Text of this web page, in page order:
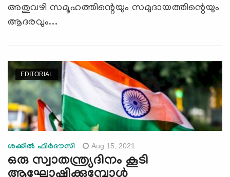
അതുവഴി സമൂഹത്തിന്റെയും സമുദായത്തിന്റെയും
ആദരവും...
EDITORIAL
ശക്കീല്‍ ഫിര്‍ദൗസി Aug 15, 2021
ഒരു സ്വാതന്ത്ര്യദിനം കൂടി